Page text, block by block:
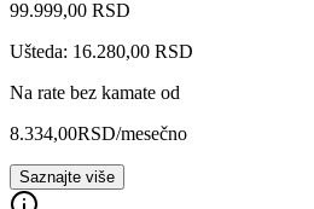
99.999,00 RSD
Ušteda: 16.280,00 RSD
Na rate bez kamate od
8.334,00RSD/mesečno
Saznajte više